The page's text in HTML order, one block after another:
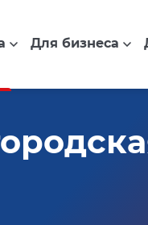
Для бизнеса